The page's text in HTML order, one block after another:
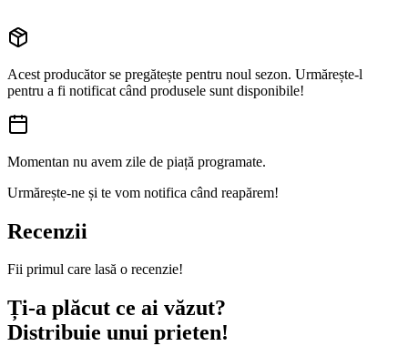
Acest producător se pregătește pentru noul sezon. Urmărește-l
pentru a fi notificat când produsele sunt disponibile!
Momentan nu avem zile de piață programate.
Urmărește-ne și te vom notifica când reapărem!
Recenzii
Fii primul care lasă o recenzie!
Ți-a plăcut ce ai văzut?
Distribuie unui prieten!